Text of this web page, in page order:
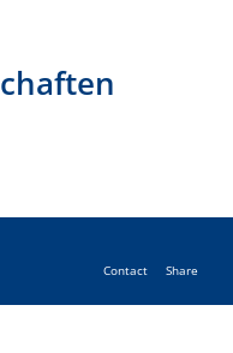
Contact Share